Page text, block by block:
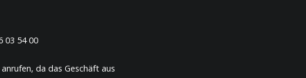
03 54 00
da das Geschäft aus